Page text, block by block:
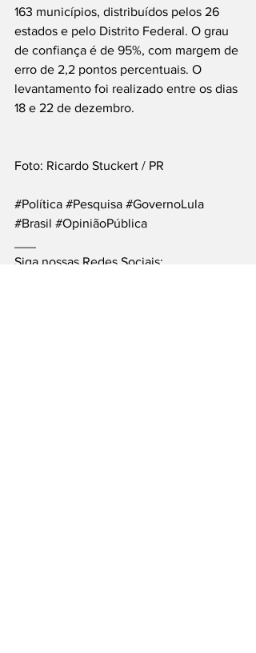
163 municípios, distribuídos pelos 26
estados e pelo Distrito Federal. O grau
de confiança é de 95%, com margem de
erro de 2,2 pontos percentuais. O
levantamento foi realizado entre os dias
18 e 22 de dezembro.
Foto: Ricardo Stuckert / PR
#Política #Pesquisa #GovernoLula
#Brasil #OpiniãoPública
Siga nossas Redes Sociais: